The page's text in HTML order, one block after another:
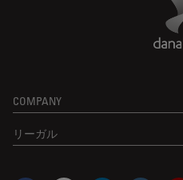
COMPANY
リーガル